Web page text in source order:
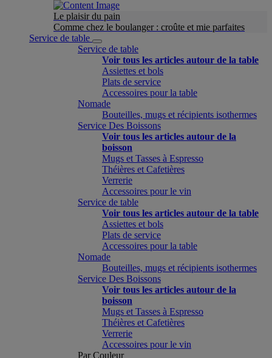
Le plaisir du pain
Comme chez le boulanger : croûte et mie parfaites
Service de table
Service de table
Voir tous les articles autour de la table
Assiettes et bols
Plats de service
Accessoires pour la table
Nomade
Bouteilles, mugs et récipients isothermes
Service Des Boissons
Voir tous les articles autour de la
boisson
Mugs et Tasses à Espresso
Théières et Cafetières
Verrerie
Accessoires pour le vin
Service de table
Voir tous les articles autour de la table
Assiettes et bols
Plats de service
Accessoires pour la table
Nomade
Bouteilles, mugs et récipients isothermes
Service Des Boissons
Voir tous les articles autour de la
boisson
Mugs et Tasses à Espresso
Théières et Cafetières
Verrerie
Accessoires pour le vin
Par Couleur